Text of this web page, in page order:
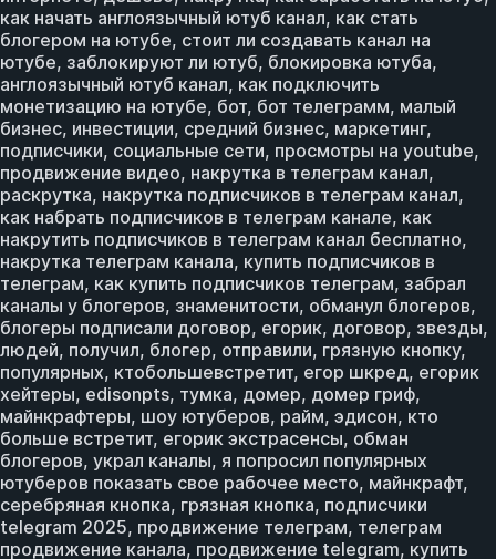
как начать англоязычный ютуб канал, как стать
блогером на ютубе, стоит ли создавать канал на
ютубе, заблокируют ли ютуб, блокировка ютуба,
англоязычный ютуб канал, как подключить
монетизацию на ютубе, бот, бот телеграмм, малый
бизнес, инвестиции, средний бизнес, маркетинг,
подписчики, социальные сети, просмотры на youtube,
продвижение видео, накрутка в телеграм канал,
раскрутка, накрутка подписчиков в телеграм канал,
как набрать подписчиков в телеграм канале, как
накрутить подписчиков в телеграм канал бесплатно,
накрутка телеграм канала, купить подписчиков в
телеграм, как купить подписчиков телеграм, забрал
каналы у блогеров, знаменитости, обманул блогеров,
блогеры подписали договор, егорик, договор, звезды,
людей, получил, блогер, отправили, грязную кнопку,
популярных, ктобольшевстретит, егор шкред, егорик
хейтеры, edisonpts, тумка, домер, домер гриф,
майнкрафтеры, шоу ютуберов, райм, эдисон, кто
больше встретит, егорик экстрасенсы, обман
блогеров, украл каналы, я попросил популярных
ютуберов показать свое рабочее место, майнкрафт,
серебряная кнопка, грязная кнопка, подписчики
telegram 2025, продвижение телеграм, телеграм
продвижение канала, продвижение telegram, купить